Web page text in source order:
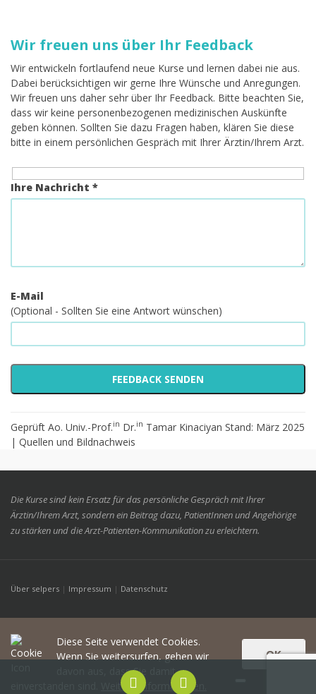
Wir freuen uns über Ihr Feedback
Wir entwickeln fortlaufend neue Kurse und lernen dabei nie aus.
Dabei berücksichtigen wir gerne Ihre Wünsche und Anregungen.
Wir freuen uns daher sehr über Ihr Feedback. Bitte beachten Sie,
dass wir keine personenbezogenen medizinischen Auskünfte
geben können. Sollten Sie dazu Fragen haben, klären Sie diese
bitte in einem persönlichen Gespräch mit Ihrer Ärztin/Ihrem Arzt.
Ihre Nachricht *
E-Mail
(Optional - Sollten Sie eine Antwort wünschen)
Geprüft Ao. Univ.-Prof.in Dr.in Tamar Kinaciyan Stand: März 2025
| Quellen und Bildnachweis
Die Kurse sind kein Ersatz für das persönliche Gespräch mit Ihrer
Ärztin/Ihrem Arzt, sondern ein Beitrag dazu, PatientInnen und Angehörige
zu stärken und die Arzt-Patienten-Kommunikation zu erleichtern.
Über selpers | Impressum | Datenschutz
Diese Seite verwendet Cookies.
Wenn Sie weitersurfen, gehen wir
davon aus, dass Sie damit
Weitere Informationen.
OK